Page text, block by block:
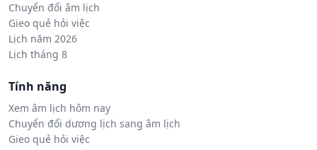
Chuyển đổi âm lịch
Gieo quẻ hỏi việc
Lịch năm 2026
Lịch tháng 8
Tính năng
Xem âm lịch hôm nay
Chuyển đổi dương lịch sang âm lịch
Gieo quẻ hỏi việc